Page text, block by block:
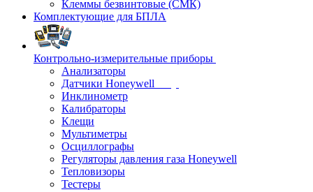
Клеммы безвинтовые (СМК)
Комплектующие для БПЛА
Контрольно-измерительные приборы
Анализаторы
Датчики Honeywell
Инклинометр
Калибраторы
Клещи
Мультиметры
Осциллографы
Регуляторы давления газа Honeywell
Тепловизоры
Тестеры